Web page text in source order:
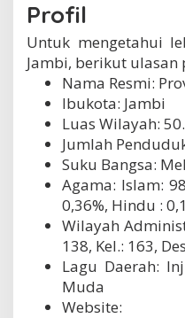
Profil
Untuk mengetahui
Jambi, berikut ulasan
Nama Resmi:
Ibukota: Jambi
Luas Wilayah:
Jumlah
Suku Bangsa:
Agama: Islam:
0,36%, Hindu :
Wilayah
138, Kel.: 163,
Lagu Daerah:
Muda
Website: